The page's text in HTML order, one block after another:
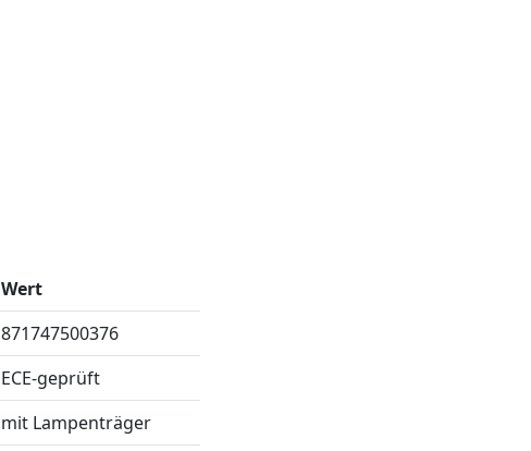
Wert
871747500376
ECE-geprüft
mit Lampenträger